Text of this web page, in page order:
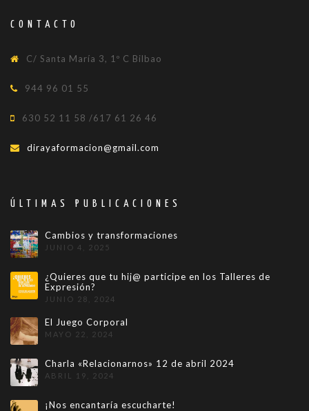
CONTACTO
C/ Santa María 3, 1º C Bilbao
944 96 01 55
630 52 11 58 /617 61 26 46
dirayaformacion@gmail.com
ÚLTIMAS PUBLICACIONES
Cambios y transformaciones
JUNIO 4, 2025
¿Quieres que tu hij@ participe en los Talleres de
Expresión?
JUNIO 28, 2024
El Juego Corporal
MAYO 22, 2024
Charla «Relacionarnos» 12 de abril 2024
ABRIL 19, 2024
¡Nos encantaría escucharte!